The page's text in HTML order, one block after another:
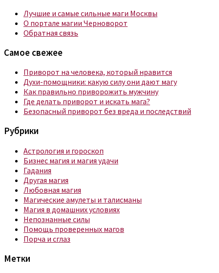
Лучшие и самые сильные маги Москвы
О портале магии Черноворот
Обратная связь
Самое свежее
Приворот на человека, который нравится
Духи-помощники: какую силу они дают магу
Как правильно приворожить мужчину
Где делать приворот и искать мага?
Безопасный приворот без вреда и последствий
Рубрики
Астрология и гороскоп
Бизнес магия и магия удачи
Гадания
Другая магия
Любовная магия
Магические амулеты и талисманы
Магия в домашних условиях
Непознанные силы
Помощь проверенных магов
Порча и сглаз
Метки